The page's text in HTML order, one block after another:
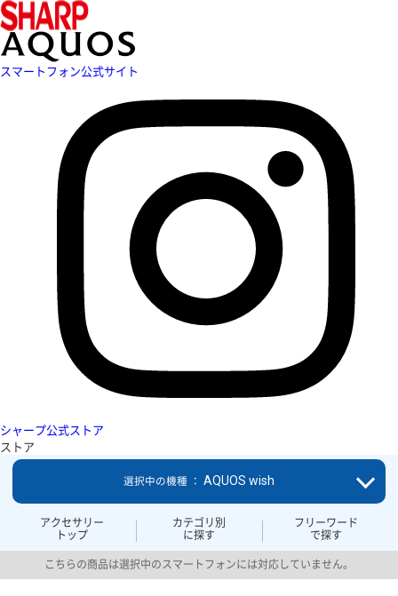
スマートフォン公式サイト
シャープ公式ストア
ストア
アクセサリー
トップ
カテゴリ別
に探す
フリーワード
で探す
選択中の機種 ： AQUOS wish
こちらの商品は選択中のスマートフォンには対応していません。